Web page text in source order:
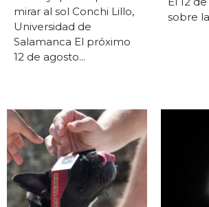
mirar al sol Conchi Lillo,
Universidad de
Salamanca El próximo
12 de agosto...
sobre